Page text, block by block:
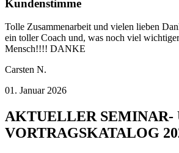
Kundenstimme
Tolle Zusammenarbeit und vielen lieben
ein toller Coach und, was noch viel
Mensch!!!! DANKE
Carsten N.
01. Januar 2026
AKTUELLER SEMINAR-
VORTRAGSKATALOG